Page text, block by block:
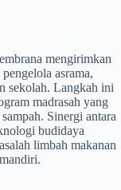
mengirimkan
asrama,
sekolah. Langkah ini
madrasah yang
Sinergi antara
budidaya
limbah makanan